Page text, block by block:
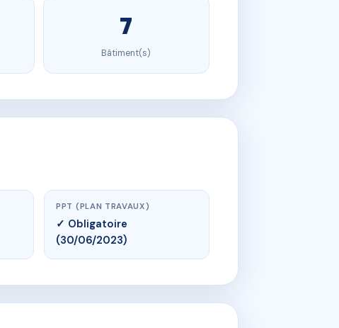
7
Bâtiment(s)
PPT (PLAN TRAVAUX)
✓ Obligatoire
(30/06/2023)